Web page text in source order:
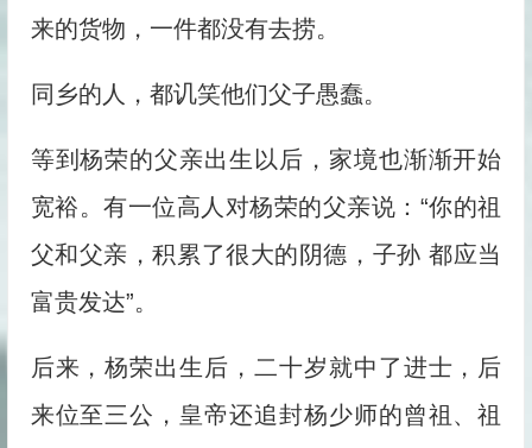
来的货物，一件都没有去捞。
同乡的人，都讥笑他们父子愚蠢。
等到杨荣的父亲出生以后，家境也渐渐开始
宽裕。有一位高人对杨荣的父亲说：“你的祖
父和父亲，积累了很大的阴德，子孙 都应当
富贵发达”。
后来，杨荣出生后，二十岁就中了进士，后
来位至三公，皇帝还追封杨少师的曾祖、祖